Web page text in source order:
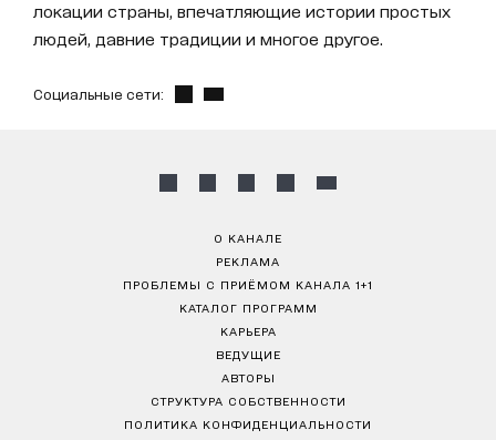
локации страны, впечатляющие истории простых
людей, давние традиции и многое другое.
Социальные сети:
О КАНАЛЕ
РЕКЛАМА
ПРОБЛЕМЫ С ПРИЁМОМ КАНАЛА 1+1
КАТАЛОГ ПРОГРАММ
КАРЬЕРА
ВЕДУЩИЕ
АВТОРЫ
СТРУКТУРА СОБСТВЕННОСТИ
ПОЛИТИКА КОНФИДЕНЦИАЛЬНОСТИ